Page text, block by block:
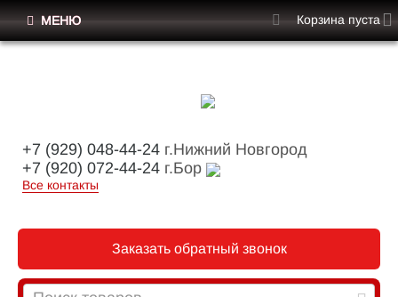
+7 (929) 048-44-24 г.Нижний Новгород
+7 (920) 072-44-24 г.Бор
Все контакты
Заказать обратный звонок
МЕНЮ Корзина пуста